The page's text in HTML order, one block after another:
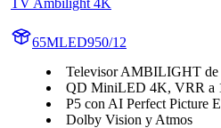
TV Ambilight 4K
65MLED950/12
Televisor AMBILIGHT de
QD MiniLED 4K, VRR a
P5 con AI Perfect Picture
Dolby Vision y Atmos